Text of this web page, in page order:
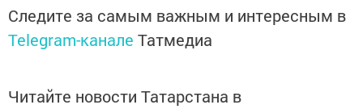
Следите за самым важным и интересным в
Telegram-канале Татмедиа
Читайте новости Татарстана в